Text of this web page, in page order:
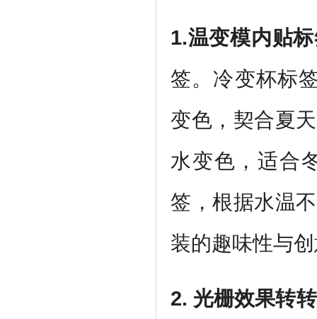
1.温变模内贴
签。冷变杯标
变色，契合夏
水变色，适合
签，根据水温
装的趣味性与
2. 光栅效果转